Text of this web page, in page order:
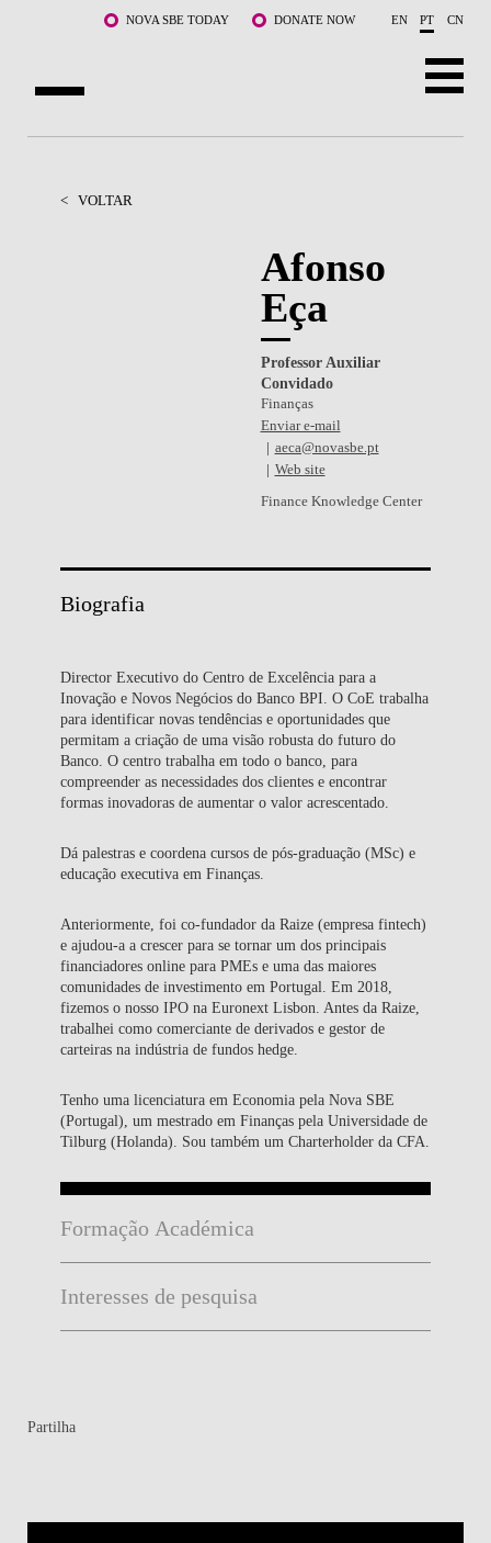
Saltar para o conteúdo principalNOVA SBE TODAY DONATE NOW EN PT CN
CURSOS
< VOLTAR
Afonso
Eça
Professor Auxiliar
Convidado
Finanças
Enviar e-mail
aeca@novasbe.pt
Web site
Finance Knowledge Center
Biografia
Director Executivo do Centro de Excelência para a
Inovação e Novos Negócios do Banco BPI. O CoE trabalha
para identificar novas tendências e oportunidades que
permitam a criação de uma visão robusta do futuro do
Banco. O centro trabalha em todo o banco, para
compreender as necessidades dos clientes e encontrar
formas inovadoras de aumentar o valor acrescentado.
Dá palestras e coordena cursos de pós-graduação (MSc) e
educação executiva em Finanças.
Anteriormente, foi co-fundador da Raize (empresa fintech)
e ajudou-a a crescer para se tornar um dos principais
financiadores online para PMEs e uma das maiores
comunidades de investimento em Portugal. Em 2018,
fizemos o nosso IPO na Euronext Lisbon. Antes da Raize,
trabalhei como comerciante de derivados e gestor de
carteiras na indústria de fundos hedge.
Tenho uma licenciatura em Economia pela Nova SBE
(Portugal), um mestrado em Finanças pela Universidade de
Tilburg (Holanda). Sou também um Charterholder da CFA.
Formação Académica
Interesses de pesquisa
Partilha